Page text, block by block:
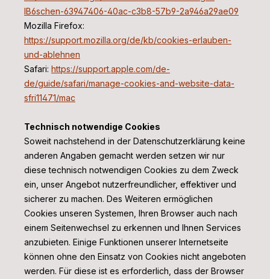
lB6schen-63947406-40ac-c3b8-57b9-2a946a29ae09
Mozilla Firefox:
https://support.mozilla.org/de/kb/cookies-erlauben-
und-ablehnen
Safari: https://support.apple.com/de-
de/guide/safari/manage-cookies-and-website-data-
sfri11471/mac
Technisch notwendige Cookies
Soweit nachstehend in der Datenschutzerklärung keine
anderen Angaben gemacht werden setzen wir nur
diese technisch notwendigen Cookies zu dem Zweck
ein, unser Angebot nutzerfreundlicher, effektiver und
sicherer zu machen. Des Weiteren ermöglichen
Cookies unseren Systemen, Ihren Browser auch nach
einem Seitenwechsel zu erkennen und Ihnen Services
anzubieten. Einige Funktionen unserer Internetseite
können ohne den Einsatz von Cookies nicht angeboten
werden. Für diese ist es erforderlich, dass der Browser